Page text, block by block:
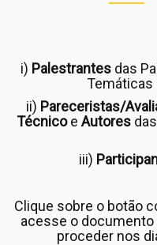
i) Palestrantesdas
Temáticas
ii) Pareceristas/
Técnicoe Autores
iii)
Clique sobre o botão
acesse o
proceder nos